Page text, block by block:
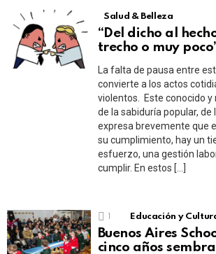
Salud & Belleza
“Del dicho al
trecho o muy
La falta de pausa entre
convierte a los actos
violentos. Este conocido
de la sabiduría popular, de
expresa brevemente que
su cumplimiento, hay un
esfuerzo, una gestión
cumplir. En estos […]
1 Educación y
Buenos Aires
cinco años